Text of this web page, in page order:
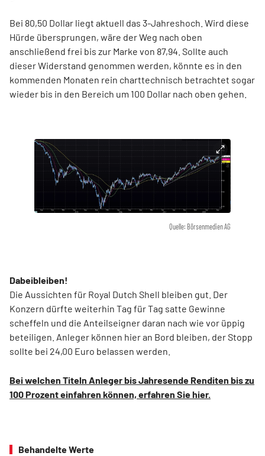
Bei 80,50 Dollar liegt aktuell das 3-Jahreshoch. Wird diese
Hürde übersprungen, wäre der Weg nach oben
anschließend frei bis zur Marke von 87,94. Sollte auch
dieser Widerstand genommen werden, könnte es in den
kommenden Monaten rein charttechnisch betrachtet sogar
wieder bis in den Bereich um 100 Dollar nach oben gehen.
Quelle: Börsenmedien AG
Dabeibleiben!
Die Aussichten für Royal Dutch Shell bleiben gut. Der
Konzern dürfte weiterhin Tag für Tag satte Gewinne
scheffeln und die Anteilseigner daran nach wie vor üppig
beteiligen. Anleger können hier an Bord bleiben, der Stopp
sollte bei 24,00 Euro belassen werden.
Bei welchen Titeln Anleger bis Jahresende Renditen bis zu
100 Prozent einfahren können, erfahren Sie hier.
Behandelte Werte